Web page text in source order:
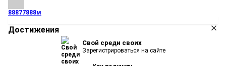
88877888м
Достижения
Свой среди своих
Зарегистрироваться на сайте